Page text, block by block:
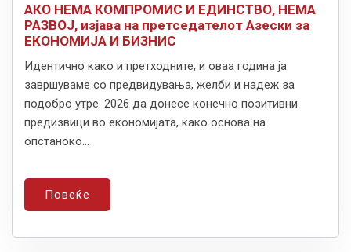
АКО НЕМА КОМПРОМИС И ЕДИНСТВО, НЕМА
РАЗВОЈ, изјава на претседателот Азески за
ЕКОНОМИЈА И БИЗНИС
Идентично како и претходните, и оваа година ја
завршуваме со предвидувања, желби и надеж за
подобро утре. 2026 да донесе конечно позитивни
предизвици во економијата, како основа на
опстаноко...
Повеќе